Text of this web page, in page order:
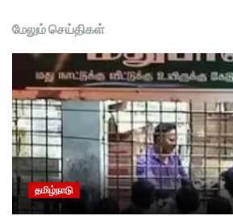
மேலும் செய்திகள்
தமிழ்நாடு